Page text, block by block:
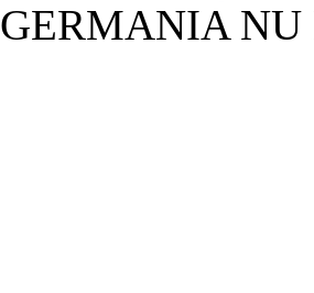
GERMANIA NU